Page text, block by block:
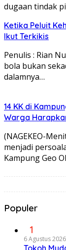
dugaan tindak
Ketika Peluit
Ikut Terkikis
Penulis : Rian
bola bukan
dalamnya…
14 KK di
Warga
(NAGEKEO-
menjadi
Kampung Geo
Populer
1
6 Agustus 2026